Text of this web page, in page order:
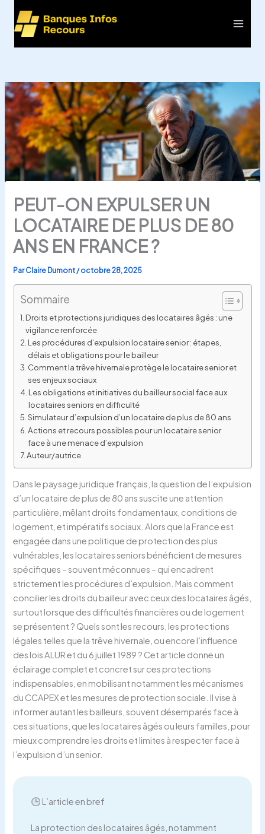
contenu
PEUT-ON EXPULSER UN
LOCATAIRE DE PLUS DE 80
ANS EN FRANCE ?
ParClaire Dumont/octobre 28, 2025
Sommaire
Droits et protections juridiques des locataires âgés : une
vigilance renforcée
Les procédures d’expulsion locataire senior : étapes,
délais et obligations pour le bailleur
Comment la trêve hivernale protège le locataire senior et
ses enjeux sociaux
Les obligations et initiatives du bailleur social face aux
locataires seniors en difficulté
Simulateur d’expulsion d’un locataire de plus de 80 ans
Actions et recours possibles pour un locataire senior
face à une menace d’expulsion
Auteur/autrice
Dans le paysage juridique français, la question de l’expulsion
d’un locataire de plus de 80 ans suscite une attention
particulière, mêlant droits fondamentaux, conditions de
logement, et impératifs sociaux. Alors que la France est
engagée dans une politique de protection des plus
vulnérables, les locataires seniors bénéficient de mesures
spécifiques – souvent méconnues – qui encadrent
strictement les procédures d’expulsion. Mais comment
concilier les droits du bailleur avec ceux des locataires âgés,
surtout lorsque des difficultés financières ou de logement
se présentent ? Quels sont les recours, les protections
légales telles que la trêve hivernale, ou encore l’influence
des lois ALUR et du 6 juillet 1989 ? Cet article donne un
éclairage complet et concret sur ces protections
indispensables, en mobilisant notamment les mécanismes
du CCAPEX et les mesures de protection sociale. Il vise à
informer autant les bailleurs, souvent désemparés face à
ces situations, que les locataires âgés ou leurs familles, pour
mieux comprendre les droits et limites à respecter face à
l’expulsion d’un senior.
L’article en bref
La protection des locataires âgés, notamment